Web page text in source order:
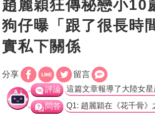
趙麗穎狂傳秘戀小10
狗仔曝「跟了很長
實私下關係
分享 留言
評論
問答